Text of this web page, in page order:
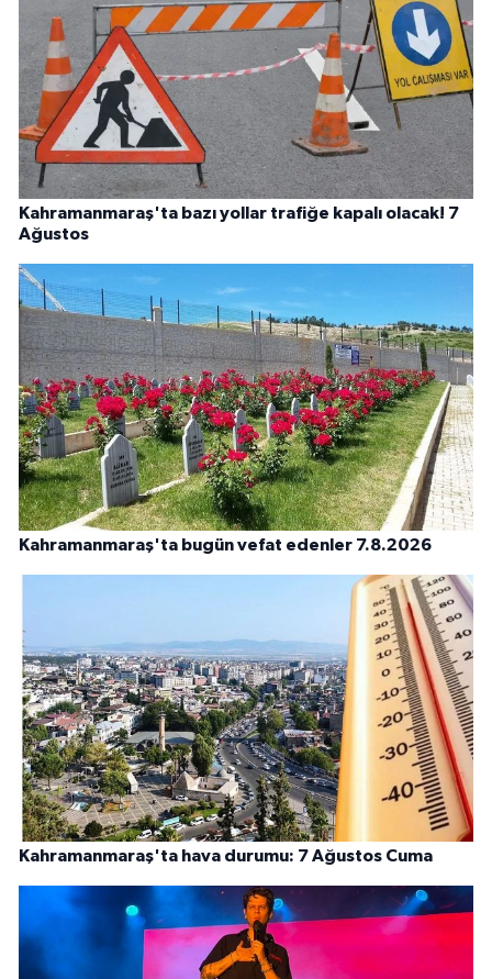
Kahramanmaraş'ta bazı yollar trafiğe kapalı olacak! 7
Ağustos
Kahramanmaraş'ta bugün vefat edenler 7.8.2026
Kahramanmaraş'ta hava durumu: 7 Ağustos Cuma